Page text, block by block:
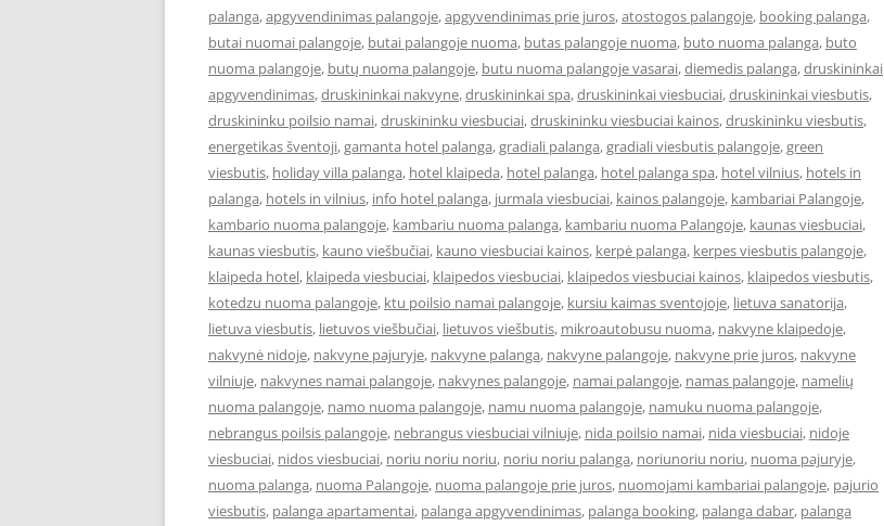
palanga,apgyvendinimas palangoje,apgyvendinimas prie juros,atostogos palangoje, booking palanga,
butai nuomai palangoje, butai palangoje nuoma, butas palangoje nuoma, buto nuoma palanga, buto
nuoma palangoje, butų nuoma palangoje, butu nuoma palangoje vasarai,diemedis palanga,druskininkai
apgyvendinimas,druskininkai nakvyne,druskininkai spa,druskininkai viesbuciai,druskininkai viesbutis,
druskininku poilsio namai,druskininku viesbuciai,druskininku viesbuciai kainos,druskininku viesbutis,
energetikas šventoji,gamanta hotel palanga,gradiali palanga,gradiali viesbutis palangoje,green
viesbutis, holiday villa palanga, hotel klaipeda, hotel palanga, hotel palanga spa, hotel vilnius, hotels in
palanga, hotels in vilnius, info hotel palanga, jurmala viesbuciai, kainos palangoje, kambariai Palangoje,
kambario nuoma palangoje, kambariu nuoma palanga, kambariu nuoma Palangoje, kaunas viesbuciai,
kaunas viesbutis, kauno viešbučiai, kauno viesbuciai kainos, kerpė palanga, kerpes viesbutis palangoje,
klaipeda hotel, klaipeda viesbuciai, klaipedos viesbuciai, klaipedos viesbuciai kainos, klaipedos viesbutis,
kotedzu nuoma palangoje, ktu poilsio namai palangoje, kursiu kaimas sventojoje, lietuva sanatorija,
lietuva viesbutis, lietuvos viešbučiai, lietuvos viešbutis, mikroautobusu nuoma, nakvyne klaipedoje,
nakvynė nidoje, nakvyne pajuryje, nakvyne palanga, nakvyne palangoje, nakvyne prie juros, nakvyne
vilniuje, nakvynes namai palangoje, nakvynes palangoje, namai palangoje, namas palangoje, namelių
nuoma palangoje, namo nuoma palangoje, namu nuoma palangoje, namuku nuoma palangoje,
nebrangus poilsis palangoje, nebrangus viesbuciai vilniuje, nida poilsio namai, nida viesbuciai, nidoje
viesbuciai, nidos viesbuciai, noriu noriu noriu, noriu noriu palanga, noriunoriu noriu, nuoma pajuryje,
nuoma palanga, nuoma Palangoje, nuoma palangoje prie juros, nuomojami kambariai palangoje, pajurio
viesbutis, palanga apartamentai, palanga apgyvendinimas, palanga booking, palanga dabar, palanga